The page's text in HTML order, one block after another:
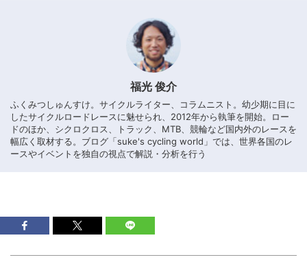
福光 俊介
ふくみつしゅんすけ。サイクルライター、コラムニスト。幼少期に目に
したサイクルロードレースに魅せられ、2012年から執筆を開始。ロー
ドのほか、シクロクロス、トラック、MTB、競輪など国内外のレースを
幅広く取材する。ブログ「suke's cycling world」では、世界各国のレ
ースやイベントを独自の視点で解説・分析を行う